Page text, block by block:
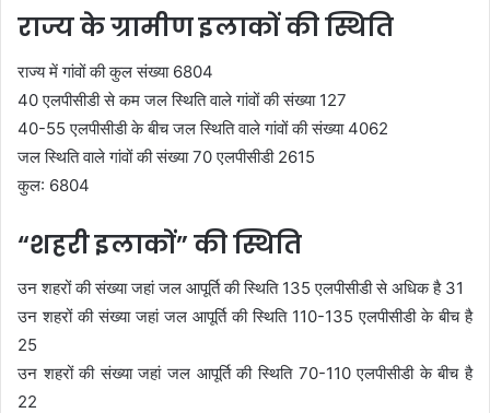
राज्य के ग्रामीण इलाकों की स्थिति
राज्य में गांवों की कुल संख्या 6804
40 एलपीसीडी से कम जल स्थिति वाले गांवों की संख्या 127
40-55 एलपीसीडी के बीच जल स्थिति वाले गांवों की संख्या 4062
जल स्थिति वाले गांवों की संख्या 70 एलपीसीडी 2615
कुल: 6804
“शहरी इलाकों” की स्थिति
उन शहरों की संख्या जहां जल आपूर्ति की स्थिति 135 एलपीसीडी से अधिक है 31
उन शहरों की संख्या जहां जल आपूर्ति की स्थिति 110-135 एलपीसीडी के बीच है
25
उन शहरों की संख्या जहां जल आपूर्ति की स्थिति 70-110 एलपीसीडी के बीच है
22